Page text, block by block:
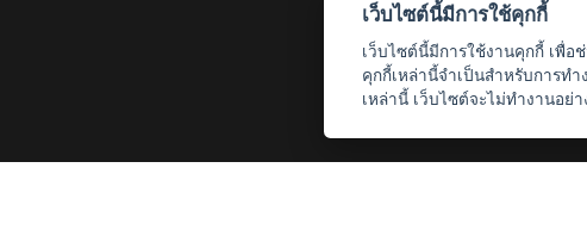
วัสดุอุปก
เชื่อม
เครื่องมื
เว็บไซต์นี้มีการใช้คุกกี้
เว็บไซต์นี้มีการใช้งานคุกกี้ เพื่อ
คุกกี้เหล่านี้จำเป็นสำหรับการท
เหล่านี้ เว็บไซต์จะไม่ทำงานอย่า